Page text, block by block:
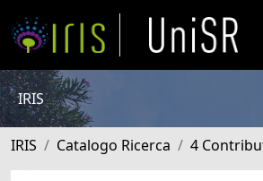
IRIS
IRIS Catalogo Ricerca 4